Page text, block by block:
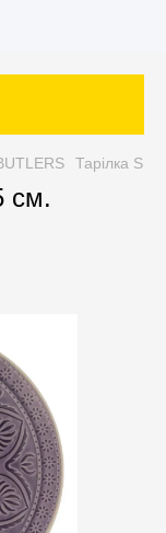
Тарілка
см.